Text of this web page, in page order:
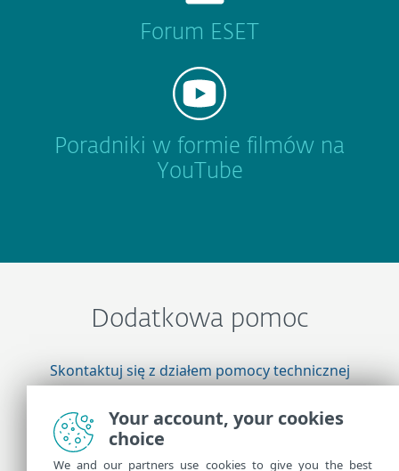
Forum ESET
Poradniki w formie filmów na
YouTube
Dodatkowa pomoc
Skontaktuj się z działem pomocy technicznej
firmy ESET
Więcej informacji
Your account, your cookies
choice
We and our partners use cookies to give you the best